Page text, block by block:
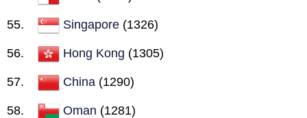
Singapore (1326)
Hong Kong (1305)
China (1290)
Oman (1281)